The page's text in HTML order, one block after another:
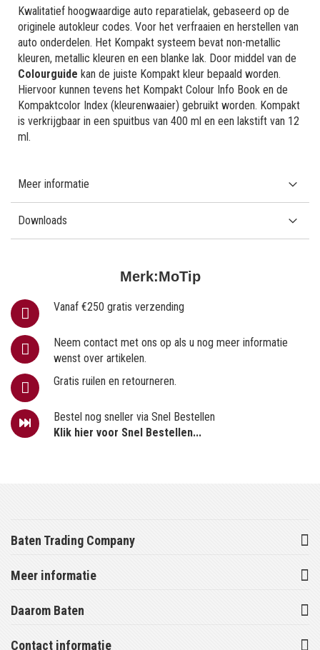
Merk:MoTip
Vanaf €250 gratis verzending
Neem contact met ons op als u nog meer informatie
wenst over artikelen.
Gratis ruilen en retourneren.
Bestel nog sneller via Snel Bestellen
Klik hier voor Snel Bestellen...
Kwalitatief hoogwaardige auto reparatielak, gebaseerd op de
originele autokleur codes. Voor het verfraaien en herstellen van
auto onderdelen. Het Kompakt systeem bevat non-metallic
kleuren, metallic kleuren en een blanke lak. Door middel van de
Colourguide kan de juiste Kompakt kleur bepaald worden.
Hiervoor kunnen tevens het Kompakt Colour Info Book en de
Kompaktcolor Index (kleurenwaaier) gebruikt worden. Kompakt
is verkrijgbaar in een spuitbus van 400 ml en een lakstift van 12
ml.
Meer informatie
Downloads
Baten Trading Company
Meer informatie
Daarom Baten
Contact informatie